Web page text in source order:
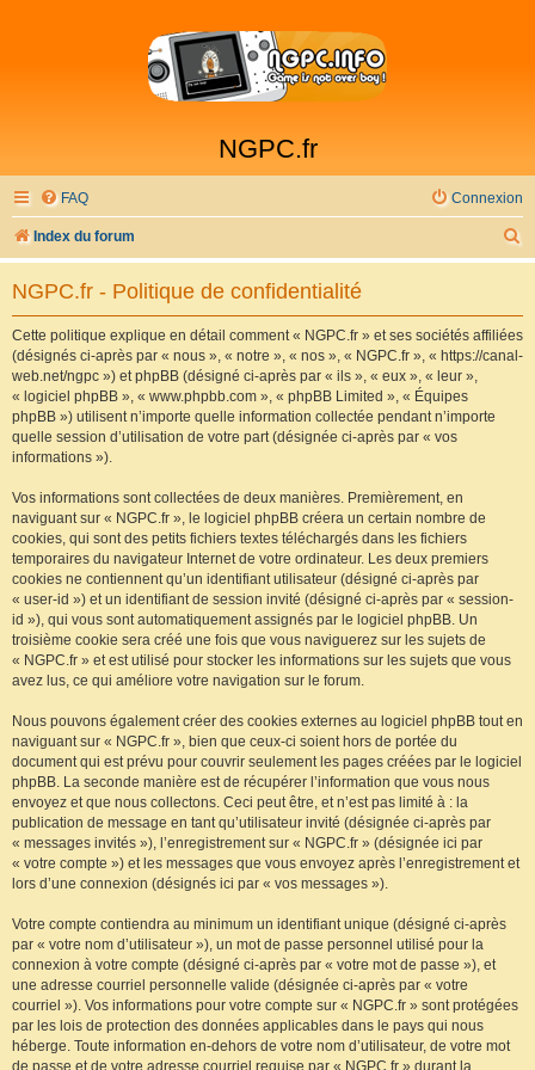
NGPC.fr
FAQ Connexion
Index du forum
e
e
NGPC.fr - Politique de confidentialité
Cette politique explique en détail comment « NGPC.fr » et ses sociétés affiliées
(désignés ci-après par « nous », « notre », « nos », « NGPC.fr », « https://canal-
web.net/ngpc ») et phpBB (désigné ci-après par « ils », « eux », « leur »,
« logiciel phpBB », « www.phpbb.com », « phpBB Limited », « Équipes
phpBB ») utilisent n’importe quelle information collectée pendant n’importe
quelle session d’utilisation de votre part (désignée ci-après par « vos
informations »).
Vos informations sont collectées de deux manières. Premièrement, en
naviguant sur « NGPC.fr », le logiciel phpBB créera un certain nombre de
cookies, qui sont des petits fichiers textes téléchargés dans les fichiers
temporaires du navigateur Internet de votre ordinateur. Les deux premiers
cookies ne contiennent qu’un identifiant utilisateur (désigné ci-après par
« user-id ») et un identifiant de session invité (désigné ci-après par « session-
id »), qui vous sont automatiquement assignés par le logiciel phpBB. Un
troisième cookie sera créé une fois que vous naviguerez sur les sujets de
« NGPC.fr » et est utilisé pour stocker les informations sur les sujets que vous
avez lus, ce qui améliore votre navigation sur le forum.
Nous pouvons également créer des cookies externes au logiciel phpBB tout en
naviguant sur « NGPC.fr », bien que ceux-ci soient hors de portée du
document qui est prévu pour couvrir seulement les pages créées par le logiciel
phpBB. La seconde manière est de récupérer l’information que vous nous
envoyez et que nous collectons. Ceci peut être, et n’est pas limité à : la
publication de message en tant qu’utilisateur invité (désignée ci-après par
« messages invités »), l’enregistrement sur « NGPC.fr » (désignée ici par
« votre compte ») et les messages que vous envoyez après l’enregistrement et
lors d’une connexion (désignés ici par « vos messages »).
Votre compte contiendra au minimum un identifiant unique (désigné ci-après
par « votre nom d’utilisateur »), un mot de passe personnel utilisé pour la
connexion à votre compte (désigné ci-après par « votre mot de passe »), et
une adresse courriel personnelle valide (désignée ci-après par « votre
courriel »). Vos informations pour votre compte sur « NGPC.fr » sont protégées
par les lois de protection des données applicables dans le pays qui nous
héberge. Toute information en-dehors de votre nom d’utilisateur, de votre mot